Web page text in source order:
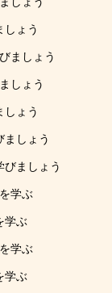
しょう
ましょう
しょう
しょう
ましょう
ましょう
学ぶ
学ぶ
学ぶ
学ぶ